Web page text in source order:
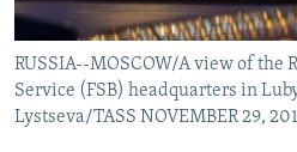
RUSSIA--MOSCOW/A view of the
Service (FSB) headquarters in
Lystseva/TASS NOVEMBER 29,